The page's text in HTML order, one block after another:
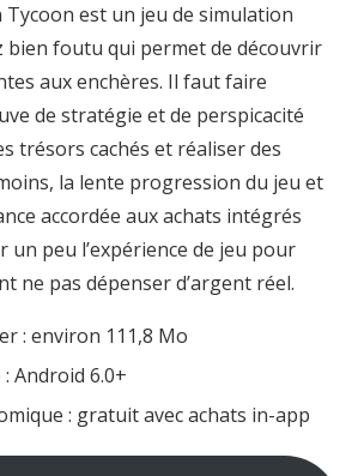
Tycoon est un jeu de simulation
bien foutu qui permet de découvrir
aux enchères. Il faut faire
de stratégie et de perspicacité
trésors cachés et réaliser des
la lente progression du jeu et
accordée aux achats intégrés
un peu l’expérience de jeu pour
ne pas dépenser d’argent réel.
: environ 111,8 Mo
Android 6.0+
: gratuit avec achats in-app